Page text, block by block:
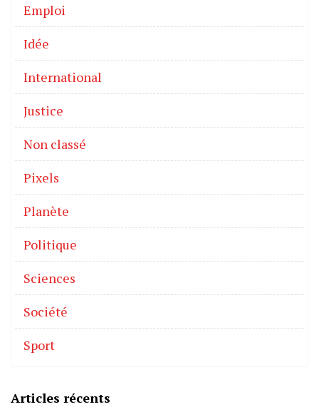
Emploi
Idée
International
Justice
Non classé
Pixels
Planète
Politique
Sciences
Société
Sport
Articles récents